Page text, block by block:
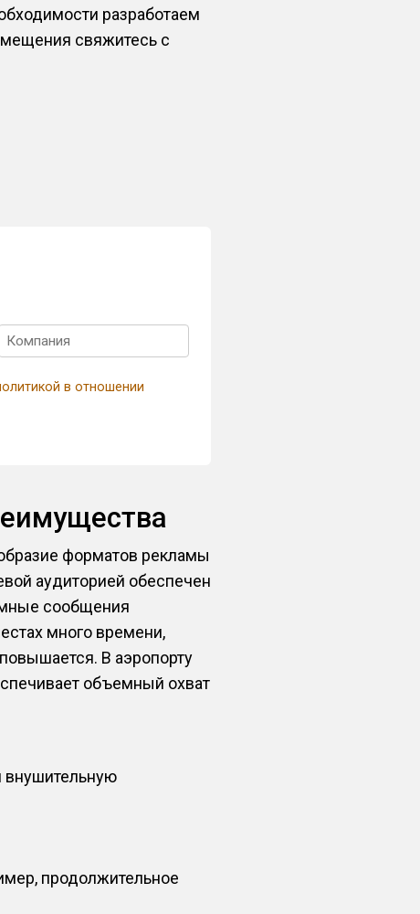
разработаем
свяжитесь с
в отношении
форматов рекламы
аудиторией обеспечен
сообщения
много времени,
В аэропорту
объемный охват
внушительную
продолжительное